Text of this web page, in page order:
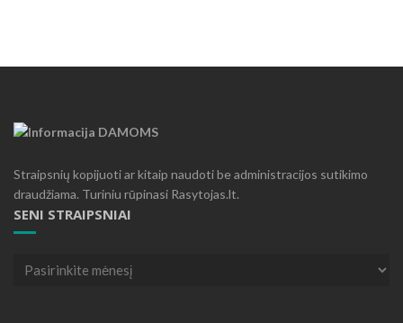
Straipsnių kopijuoti ar kitaip naudoti be administracijos sutikimo
draudžiama. Turiniu rūpinasi Rasytojas.lt.
SENI STRAIPSNIAI
Seni